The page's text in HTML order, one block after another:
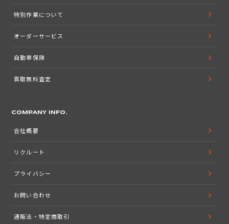
特別作業について
オーダーサービス
自動車保険
買取無料査定
COMPANY INFO.
会社概要
リクルート
プライバシー
お問い合わせ
通販法・特定商取引